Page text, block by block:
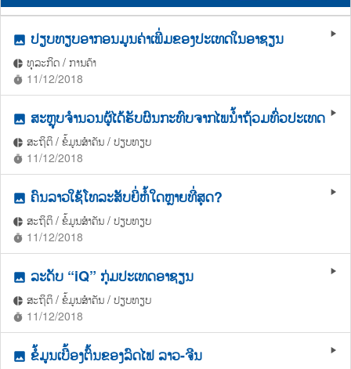
play_arrow
photo ປຽບທຽບອາກອນມູນຄ່າເພີ່ມຂອງປະເທດໃນອາຊຽນ
pie_chart ທຸລະກິດ / ການຄ້າ
timer 11/12/2018
play_arrow
photo ສະຫຼຸບຈຳນວນຜູ້ໄດ້ຮັບຜົນກະທົບຈາກໄພນ້ຳຖ້ວມທົ່ວປະເທດ
pie_chart ສະຖິຕິ / ຂໍ້ມູນສຳຄັນ / ປຽບທຽບ
timer 11/12/2018
play_arrow
photo ຄົນລາວໃຊ້ໂທລະສັບຍີ່ຫໍ້ໃດຫຼາຍທີ່ສຸດ?
pie_chart ສະຖິຕິ / ຂໍ້ມູນສຳຄັນ / ປຽບທຽບ
timer 11/12/2018
play_arrow
photo ລະດັບ “iQ” ກຸ່ມປະເທດອາຊຽນ
pie_chart ສະຖິຕິ / ຂໍ້ມູນສຳຄັນ / ປຽບທຽບ
timer 11/12/2018
play_arrow
photo ຂໍ້ມູນເບື້ອງຕົ້ນຂອງລົດໄຟ ລາວ-ຈີນ